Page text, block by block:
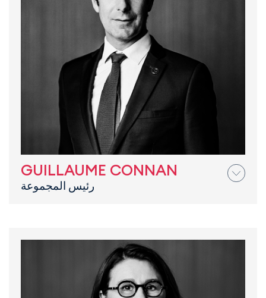
GUILLAUME CONNAN
رئيس المجموعة